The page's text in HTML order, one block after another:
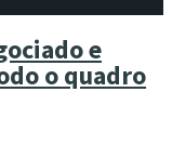
e
o quadro